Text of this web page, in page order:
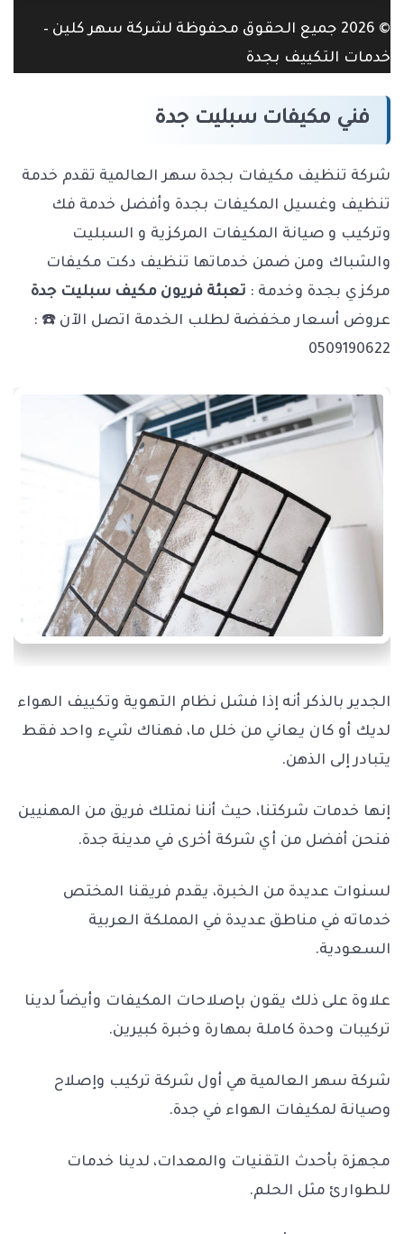
© 2026 جميع الحقوق محفوظة لشركة سهر كلين –
خدمات التكييف بجدة
فني مكيفات سبليت جدة
شركة تنظيف مكيفات بجدة سهر العالمية تقدم خدمة
تنظيف وغسيل المكيفات بجدة وأفضل خدمة فك
وتركيب و صيانة المكيفات المركزية و السبليت
والشباك ومن ضمن خدماتها تنظيف دكت مكيفات
مركزي بجدة وخدمة : تعبئة فريون مكيف سبليت جدة
عروض أسعار مخفضة لطلب الخدمة اتصل الآن ☎️ :
0509190622
الجدير بالذكر أنه إذا فشل نظام التهوية وتكييف الهواء
لديك أو كان يعاني من خلل ما، فهناك شيء واحد فقط
يتبادر إلى الذهن.
إنها خدمات شركتنا، حيث أننا نمتلك فريق من المهنيين
فنحن أفضل من أي شركة أخرى في مدينة جدة.
لسنوات عديدة من الخبرة، يقدم فريقنا المختص
خدماته في مناطق عديدة في المملكة العربية
السعودية.
علاوة على ذلك يقون بإصلاحات المكيفات وأيضاً لدينا
تركيبات وحدة كاملة بمهارة وخبرة كبيرين.
شركة سهر العالمية هي أول شركة تركيب وإصلاح
وصيانة لمكيفات الهواء في جدة.
مجهزة بأحدث التقنيات والمعدات، لدينا خدمات
للطوارئ مثل الحلم.